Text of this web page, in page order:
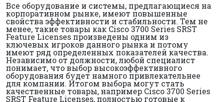
Все оборудование и системы, предлагающиеся на
корпоративном рынке, имеют повышенные
свойства эффективности и стабильности. Тем не
менее, такие товары как Cisco 3700 Series SRST
Feature Licenses произведены одним из
ключевых игроков данного рынка и потому
имеют ряд определенных показателей качества.
Независимо от должности, любой специалист
понимает, что выбор высокоэффективного
оборудования будет намного привлекательнее
для компании. Итогом выбора могут стать
качественные товары, например Cisco 3700 Series
SRST Feature Licenses, полностью готовые к